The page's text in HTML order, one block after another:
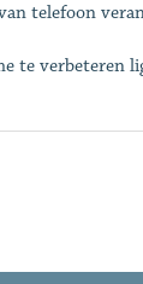
telefoon
te verbeteren